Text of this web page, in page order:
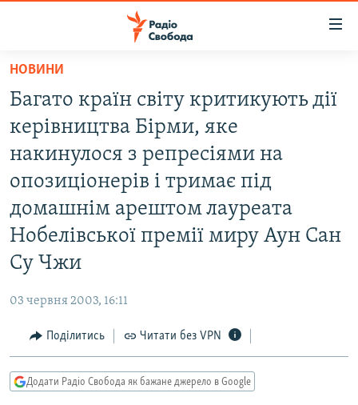
Перейти
основного
матеріалу
Перейти
до
основної
навігації
Перейти
до
пошуку
ВСЕ ЗА ДОБУ
СТАТТІ
СУСПІЛЬСТВО
КУЛЬТУРА
СВІТ
РОСІЙСЬКА «ФІЛЬТРАЦІЯ»
ДОНБАС.РЕАЛІЇ
КРИМ.РЕАЛІЇ
КИТАЙ.ВИКЛИКИ
МУЛЬТИМЕДІА
НОВИНИ
Багато країн світу критикують дії
керівництва Бірми, яке
накинулося з репресіями на
опозиціонерів і тримає під
домашнім арештом лауреата
Нобелівської премії миру Аун Сан
Су Чжи
03 червня 2003, 16:11
Поділитись Читати без VPN
Додати Радіо Свобода як бажане джерело в Google